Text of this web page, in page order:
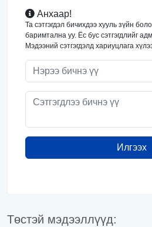
Анхаар!
Та сэтгэгдэл бичихдээ хууль зүйн
баримтална уу. Ёс бус сэтгэгдлийг
Мэдээний сэтгэгдэлд хариуцлага
Илгээх
Төстэй мэдээллүүд: